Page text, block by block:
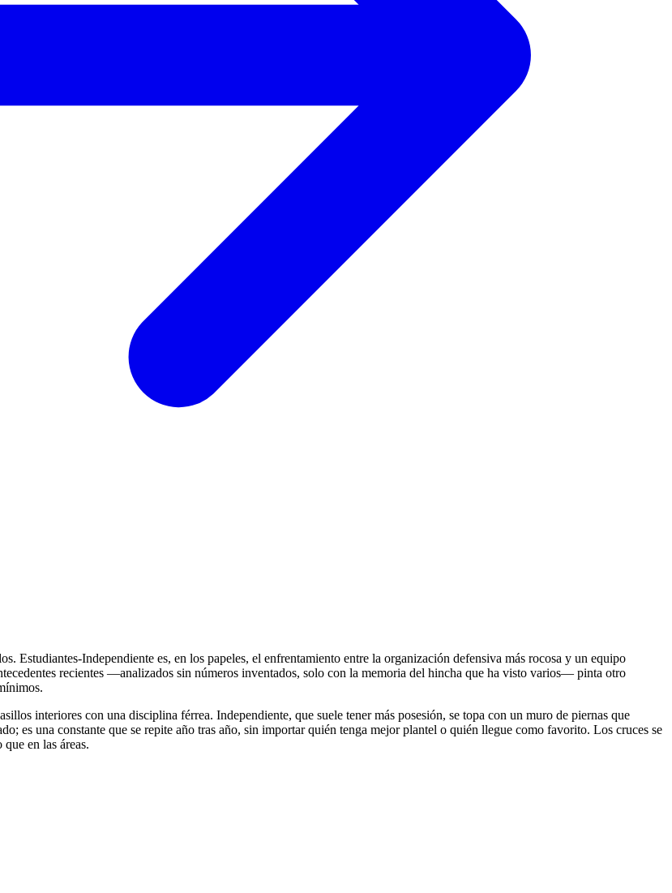
Estudiantes-Independiente es, en los papeles, el enfrentamiento entre la organización defensiva más rocosa y un equipo
recientes —analizados sin números inventados, solo con la memoria del hincha que ha visto varios— pinta otro
interiores con una disciplina férrea. Independiente, que suele tener más posesión, se topa con un muro de piernas que
es una constante que se repite año tras año, sin importar quién tenga mejor plantel o quién llegue como favorito. Los cruces se
en las áreas.